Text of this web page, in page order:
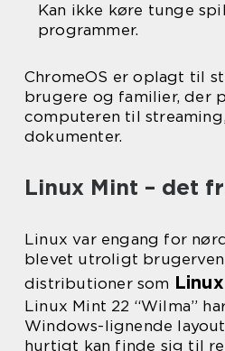
Kan ikke køre tunge
programmer.
ChromeOS er oplagt til
brugere og familier, der
computeren til
dokumenter.
Linux Mint – det
Linux var engang for
blevet utroligt
distributioner som
Linux Mint 22 “Wilma”
Windows-lignende
hurtigt kan finde sig til